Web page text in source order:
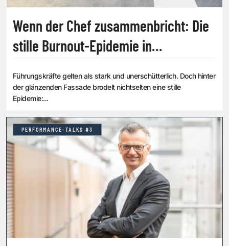
Wenn der Chef zusammenbricht: Die
stille Burnout-Epidemie in
Führungskräfte gelten als stark und unerschütterlich. Doch hinter
der glänzenden Fassade brodelt nichtselten eine stille
Epidemie:...
PERFORMANCE-TALKS #3